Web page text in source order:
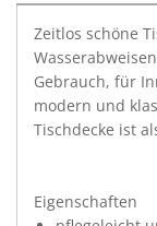
Zeitlos schöne
Gebrauch, für
modern und
Tischdecke ist
Eigenschaften